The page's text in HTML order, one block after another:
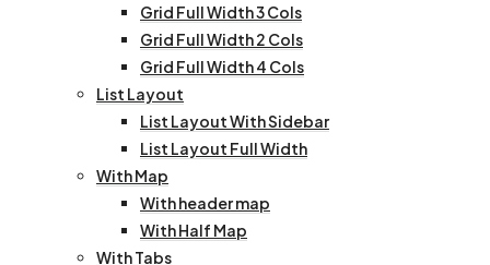
Grid Full Width 3 Cols
Grid Full Width 2 Cols
Grid Full Width 4 Cols
List Layout
List Layout With Sidebar
List Layout Full Width
With Map
With header map
With Half Map
With Tabs